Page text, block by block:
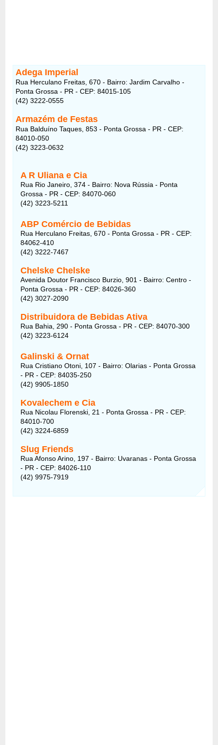
Adega Imperial
Rua Herculano Freitas, 670 - Bairro: Jardim Carvalho -
Ponta Grossa - PR - CEP: 84015-105
(42) 3222-0555
Armazém de Festas
Rua Balduíno Taques, 853 - Ponta Grossa - PR - CEP:
84010-050
(42) 3223-0632
A R Uliana e Cia
Rua Rio Janeiro, 374 - Bairro: Nova Rússia - Ponta
Grossa - PR - CEP: 84070-060
(42) 3223-5211
ABP Comércio de Bebidas
Rua Herculano Freitas, 670 - Ponta Grossa - PR - CEP:
84062-410
(42) 3222-7467
Chelske Chelske
Avenida Doutor Francisco Burzio, 901 - Bairro: Centro -
Ponta Grossa - PR - CEP: 84026-360
(42) 3027-2090
Distribuidora de Bebidas Ativa
Rua Bahia, 290 - Ponta Grossa - PR - CEP: 84070-300
(42) 3223-6124
Galinski & Ornat
Rua Cristiano Otoni, 107 - Bairro: Olarias - Ponta Grossa
- PR - CEP: 84035-250
(42) 9905-1850
Kovalechem e Cia
Rua Nicolau Florenski, 21 - Ponta Grossa - PR - CEP:
84010-700
(42) 3224-6859
Slug Friends
Rua Afonso Arino, 197 - Bairro: Uvaranas - Ponta Grossa
- PR - CEP: 84026-110
(42) 9975-7919